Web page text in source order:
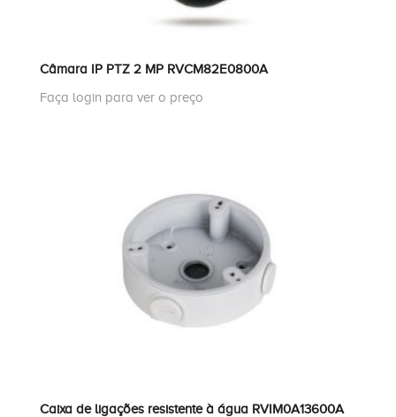
Câmara IP PTZ 2 MP RVCM82E0800A
Faça login para ver o preço
Caixa de ligações resistente à água RVIM0A13600A